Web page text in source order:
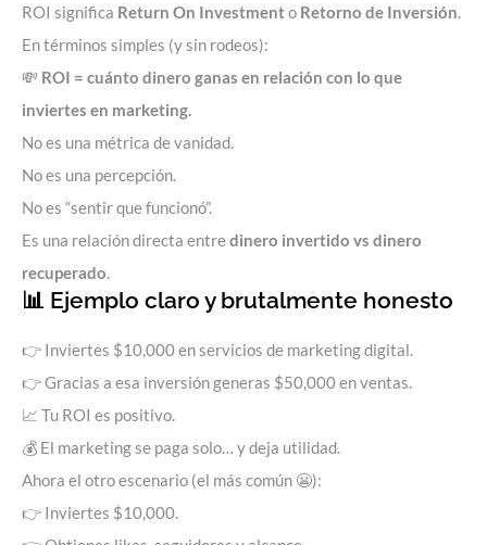
ROI significa Return On Investmento Retorno de Inversión
En términos simples (y sin rodeos):
💸 ROI = cuánto dinero ganas en relación con lo que
inviertes en marketing.
No es una métrica de vanidad.
No es una percepción.
No es “sentir que funcionó”.
Es una relación directa entredinero invertido vs dinero
recuperado
📊 Ejemplo claro y brutalmente honesto
👉 Inviertes $10,000 en servicios de marketing digital.
👉 Gracias a esa inversión generas $50,000 en ventas.
📈 Tu ROI es positivo.
💰 El marketing se paga solo… y deja utilidad.
Ahora el otro escenario (el más común 😬):
👉 Inviertes $10,000.